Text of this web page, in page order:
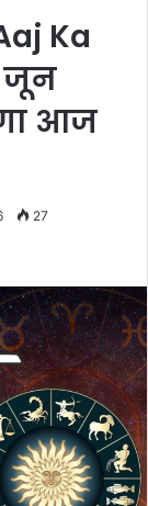
Ka
जून
आज
27